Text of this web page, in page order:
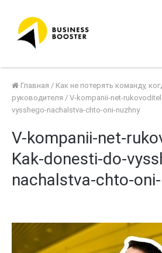
Главная / Как не потерять команду,
руководителя / V-kompanii-net-
vysshego-nachalstva-chto-oni-nuzhny
V-kompanii-net-
Kak-donesti-do-
nachalstva-chto-